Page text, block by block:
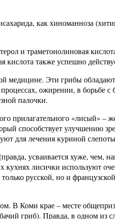
как хиноманноза
и траметонолиновая
также успешно
медицине. Эти грибы
ожирении, в борьбе
палочки.
прилагательного «лисый»
способствует улучшению
для лечения куриной
усваивается хуже, чем,
кухнях лисички используют
русской, но и
В Коми крае – месте
гриб). Правда, в одном из